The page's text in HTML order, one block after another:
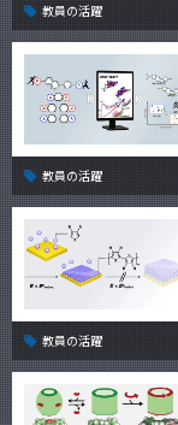
教員の活躍
教員の活躍
教員の活躍